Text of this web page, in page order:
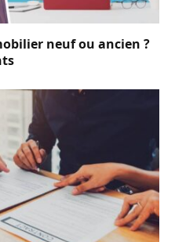
neuf ou ancien ?